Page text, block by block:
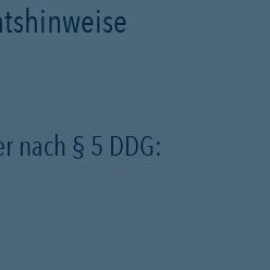
nach § 5 DDG: